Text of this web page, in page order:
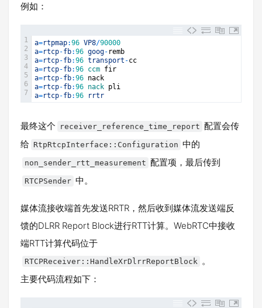
例如：
1
2
3
4
5
6
7
a=rtpmap:96 VP8/90000
a=rtcp-fb:96 goog- remb
a=rtcp-fb:96 transport -cc
a=rtcp-fb:96 ccm fir
a=rtcp-fb:96 nack
a=rtcp-fb:96 nack pli
a=rtcp-fb:96 rrtr
最终这个 receiver_reference_time_report 配置会传
给 RtpRtcpInterface::Configuration 中的
non_sender_rtt_measurement 配置项，最后传到
RTCPSender 中。
媒体流接收端首先发送RRTR，然后收到媒体流发送端反
馈的DLRR Report Block进行RTT计算。WebRTC中接收
端RTT计算代码位于
RTCPReceiver::HandleXrDlrrReportBlock 。
主要代码流程如下：